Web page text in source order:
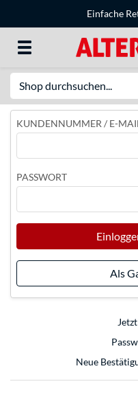
Einfache
KUNDENNUMMER / E-MAIL
PASSWORT
Als
Neue